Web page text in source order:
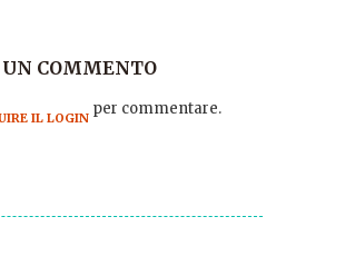
UN COMMENTO
IL LOGIN per commentare.